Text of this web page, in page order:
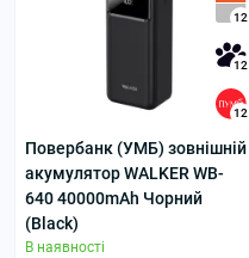
12
12
12
Повербанк (УМБ) зовнішній
акумулятор WALKER WB-
640 40000mAh Чорний
(Black)
В наявності